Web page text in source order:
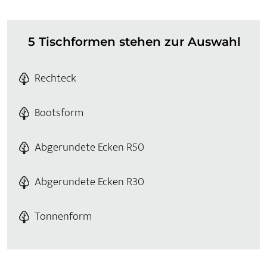
5 Tischformen stehen zur Auswahl
Rechteck
Bootsform
Abgerundete Ecken R50
Abgerundete Ecken R30
Tonnenform